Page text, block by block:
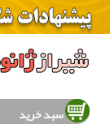
سبد خرید